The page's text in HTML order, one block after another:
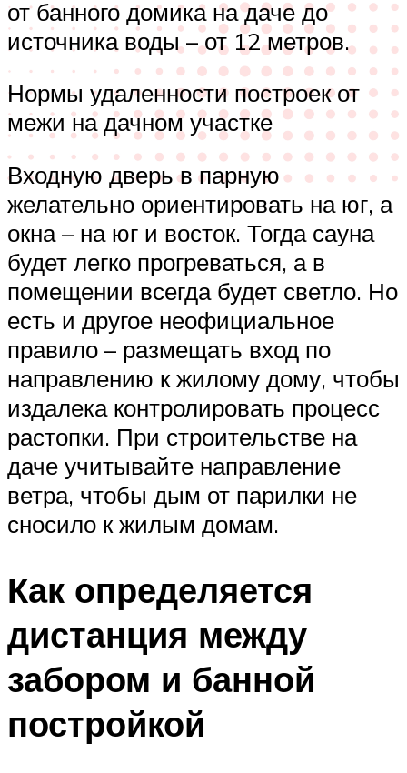
от банного домика на даче до
источника воды – от 12 метров.
Нормы удаленности построек от
межи на дачном участке
Входную дверь в парную
желательно ориентировать на юг, а
окна – на юг и восток. Тогда сауна
будет легко прогреваться, а в
помещении всегда будет светло. Но
есть и другое неофициальное
правило – размещать вход по
направлению к жилому дому, чтобы
издалека контролировать процесс
растопки. При строительстве на
даче учитывайте направление
ветра, чтобы дым от парилки не
сносило к жилым домам.
Как определяется
дистанция между
забором и банной
постройкой